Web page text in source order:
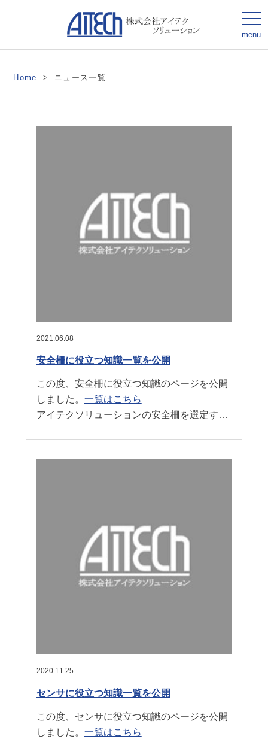
menu
Home > ニュース一覧
2021.06.08
安全柵に役立つ知識一覧を公開
この度、安全柵に役立つ知識のページを公開
しました。 一覧はこちら
アイテクソリューションの安全柵を選定する
はじめはパネル材の「耐油性・耐溶剤性・耐
2020.11.25
センサに役立つ知識一覧を公開
この度、センサに役立つ知識のページを公開
しました。 一覧はこちら